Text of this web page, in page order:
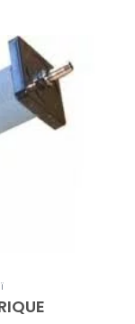
€
€
Ce
produit
plusieurs
variations.
la
page